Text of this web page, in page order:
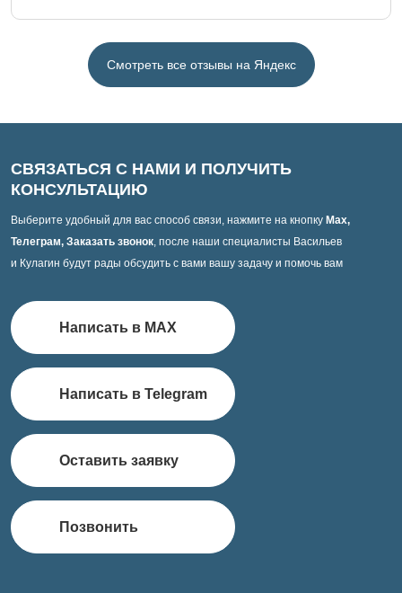
Смотреть все отзывы на Яндекс
СВЯЗАТЬСЯ С НАМИ И ПОЛУЧИТЬ
КОНСУЛЬТАЦИЮ
Выберите удобный для вас способ связи, нажмите на кнопку Max,
Телеграм, Заказать звонок, после наши специалисты Васильев
и Кулагин будут рады обсудить с вами вашу задачу и помочь вам
Написать в MAX
Написать в Telegram
Оставить заявку
Позвонить